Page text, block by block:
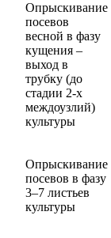
Опрыскивание
посевов
весной в фазу
кущения –
выход в
трубку (до
стадии 2-х
междоузлий)
культуры
Опрыскивание
посевов в фазу
3–7 листьев
культуры